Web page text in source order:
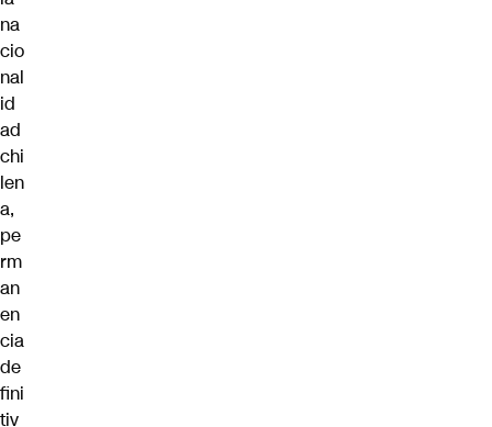
na
cio
nal
id
ad
chi
len
a,
pe
rm
an
en
cia
de
fini
tiv